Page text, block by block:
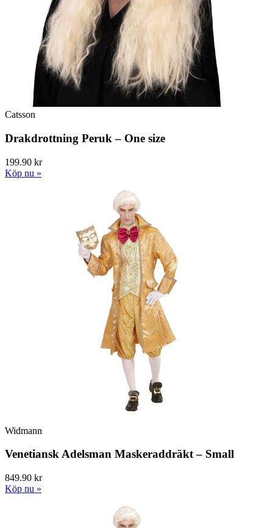
Catsson
Drakdrottning Peruk – One size
199.90 kr
Köp nu »
Widmann
Venetiansk Adelsman Maskeraddräkt – Small
849.90 kr
Köp nu »